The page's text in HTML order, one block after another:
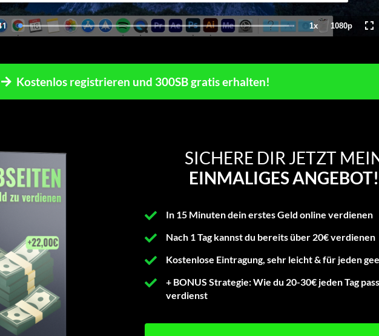
Loaded:
100.00%
1xPlayback
Rate
Quality
1080p
Kostenlos registrieren und 300SB gratis erhalten!
SICHERE DIR JETZT
EINMALIGES ANGEBOT!
In 15 Minuten dein erstes Geld online verdienen
Nach 1 Tag kannst du bereits über 20€ verdienen
Kostenlose Eintragung, sehr leicht & für jeden
+ BONUS Strategie: Wie du 20-30€ jeden Tag
verdienst